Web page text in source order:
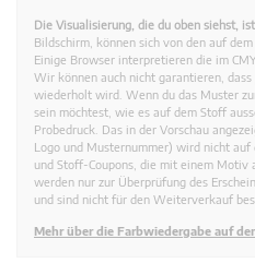
Die Visualisierung, die du oben siehst,
Bildschirm, können sich von den auf
Einige Browser interpretieren die im
Wir können auch nicht garantieren,
wiederholt wird. Wenn du das Muster
sein möchtest, wie es auf dem Stoff
Probedruck. Das in der Vorschau
Logo und Musternummer) wird nicht
und Stoff-Coupons, die mit einem Motiv
werden nur zur Überprüfung des
und sind nicht für den Weiterverkauf
Mehr über die Farbwiedergabe auf